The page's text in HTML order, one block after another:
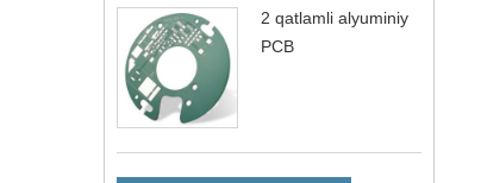
2 qatlamli alyuminiy
PCB